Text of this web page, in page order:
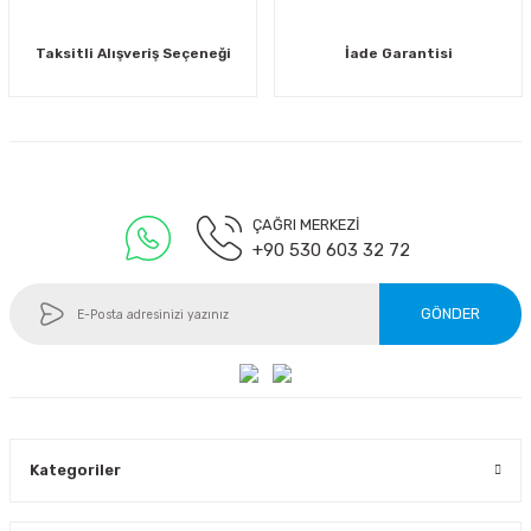
Taksitli Alışveriş Seçeneği İade Garantisi
ÇAĞRI MERKEZİ
+90 530 603 32 72
GÖNDER
Kategoriler